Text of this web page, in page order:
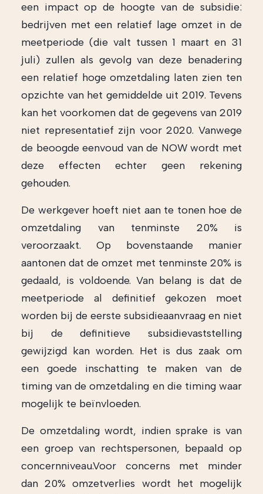
een impact op de hoogte van de subsidie:
bedrijven met een relatief lage omzet in de
meetperiode (die valt tussen 1 maart en 31
juli) zullen als gevolg van deze benadering
een relatief hoge omzetdaling laten zien ten
opzichte van het gemiddelde uit 2019. Tevens
kan het voorkomen dat de gegevens van 2019
niet representatief zijn voor 2020. Vanwege
de beoogde eenvoud van de NOW wordt met
deze effecten echter geen rekening
gehouden.
De werkgever hoeft niet aan te tonen hoe de
omzetdaling van tenminste 20% is
veroorzaakt. Op bovenstaande manier
aantonen dat de omzet met tenminste 20% is
gedaald, is voldoende. Van belang is dat de
meetperiode al definitief gekozen moet
worden bij de eerste subsidieaanvraag en niet
bij de definitieve subsidievaststelling
gewijzigd kan worden. Het is dus zaak om
een goede inschatting te maken van de
timing van de omzetdaling en die timing waar
mogelijk te beïnvloeden.
De omzetdaling wordt, indien sprake is van
een groep van rechtspersonen, bepaald op
concernniveau.Voor concerns met minder
dan 20% omzetverlies wordt het mogelijk